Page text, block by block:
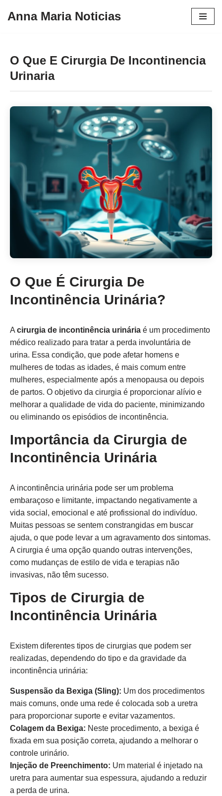
conteúdo
Anna Maria Noticias
O Que E Cirurgia De Incontinencia
Urinaria
O Que É Cirurgia De
Incontinência Urinária?
A cirurgia de incontinência urinária é um procedimento
médico realizado para tratar a perda involuntária de
urina. Essa condição, que pode afetar homens e
mulheres de todas as idades, é mais comum entre
mulheres, especialmente após a menopausa ou depois
de partos. O objetivo da cirurgia é proporcionar alívio e
melhorar a qualidade de vida do paciente, minimizando
ou eliminando os episódios de incontinência.
Importância da Cirurgia de
Incontinência Urinária
A incontinência urinária pode ser um problema
embaraçoso e limitante, impactando negativamente a
vida social, emocional e até profissional do indivíduo.
Muitas pessoas se sentem constrangidas em buscar
ajuda, o que pode levar a um agravamento dos sintomas.
A cirurgia é uma opção quando outras intervenções,
como mudanças de estilo de vida e terapias não
invasivas, não têm sucesso.
Tipos de Cirurgia de
Incontinência Urinária
Existem diferentes tipos de cirurgias que podem ser
realizadas, dependendo do tipo e da gravidade da
incontinência urinária:
Suspensão da Bexiga (Sling): Um dos procedimentos
mais comuns, onde uma rede é colocada sob a uretra
para proporcionar suporte e evitar vazamentos.
Colagem da Bexiga: Neste procedimento, a bexiga é
fixada em sua posição correta, ajudando a melhorar o
controle urinário.
Injeção de Preenchimento: Um material é injetado na
uretra para aumentar sua espessura, ajudando a reduzir
a perda de urina.